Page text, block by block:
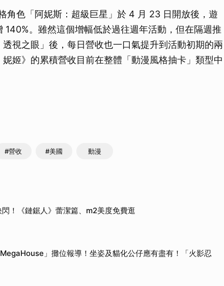
角色「阿妮斯：超級巨星」於 4 月 23 日開放後，遊
140%。雖然這個增幅低於過往週年活動，但在隔週推
視之眼」後，每日營收也一口氣提升到活動初期的兩
姬》的累積營收目前在整體「動漫風格抽卡」類型中
#營收 #美國 動漫
！《鏈鋸人》蕾潔篇、m2美度免費逛
」攤位報導！坐姿及貓化公仔應有盡有！「火影忍